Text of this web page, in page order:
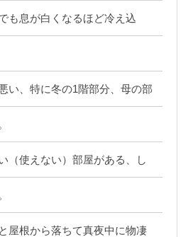
が白くなるほど冷え込
い、特に冬の1階部分、母の部
（使えない）部屋がある、し
屋根から落ちて真夜中に物凄